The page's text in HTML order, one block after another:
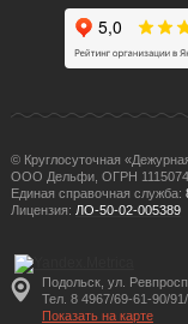
© Круглосуточная
ООО Дельфи, ОГРН
Единая справочная служба:
Лицензия: ЛО-50-02-005389
Подольск, ул.
Тел. 8 4967/69-61-90/
Показать на карте